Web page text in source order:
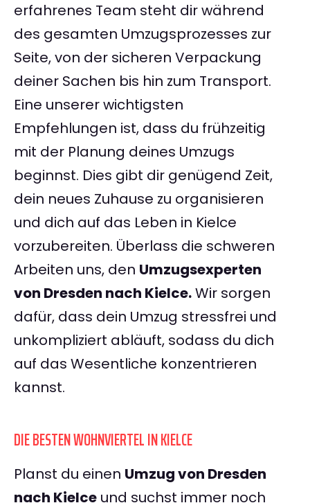
erfahrenes Team steht dir während
des gesamten Umzugsprozesses zur
Seite, von der sicheren Verpackung
deiner Sachen bis hin zum Transport.
Eine unserer wichtigsten
Empfehlungen ist, dass du frühzeitig
mit der Planung deines Umzugs
beginnst. Dies gibt dir genügend Zeit,
dein neues Zuhause zu organisieren
und dich auf das Leben in Kielce
vorzubereiten. Überlass die schweren
Arbeiten uns, den Umzugsexperten
von Dresden nach Kielce.Wir sorgen
dafür, dass dein Umzug stressfrei und
unkompliziert abläuft, sodass du dich
auf das Wesentliche konzentrieren
kannst.
DIE BESTEN WOHNVIERTEL IN KIELCE
Planst du einen Umzug von Dresden
nach Kielce und suchst immer noch